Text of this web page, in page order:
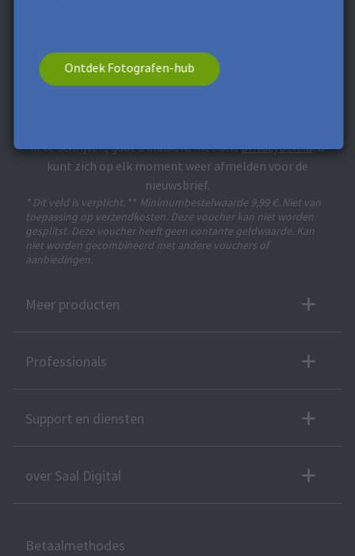
Ontdek Fotografen-hub
Schrijf je in voor de nieuwsbrief en ontvang
in te schrijven, gaat u akkoord met onsprivacybeleid. U
kunt zich op elk moment weer afmelden voor de
nieuwsbrief.
* Dit veld is verplicht. ** Minimumbestelwaarde 9,99 €. Niet van
toepassing op verzendkosten. Deze voucher kan niet worden
gesplitst. Deze voucher heeft geen contante geldwaarde. Kan
niet worden gecombineerd met andere vouchers of
aanbiedingen.
Meer producten
Professionals
Support en diensten
over Saal Digital
Betaalmethodes